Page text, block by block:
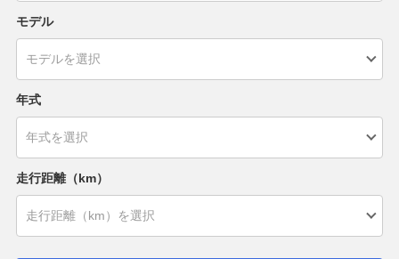
モデル
年式
走行距離（km）